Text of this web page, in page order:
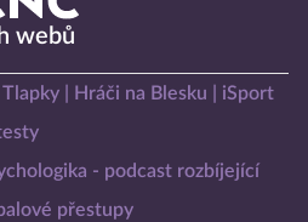
webů
Tlapky Hráči na Blesku
iSport
- podcast rozbíjející
přestupy